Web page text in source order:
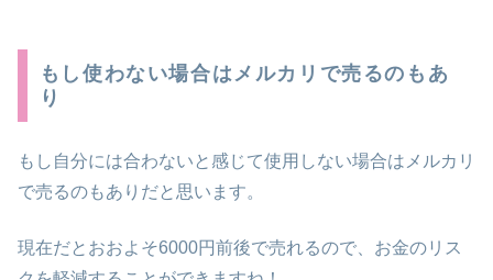
もし使わない場合はメルカリで売るのもあ
り
もし自分には合わないと感じて使用しない場合はメルカリ
で売るのもありだと思います。
現在だとおおよそ6000円前後で売れるので、お金のリス